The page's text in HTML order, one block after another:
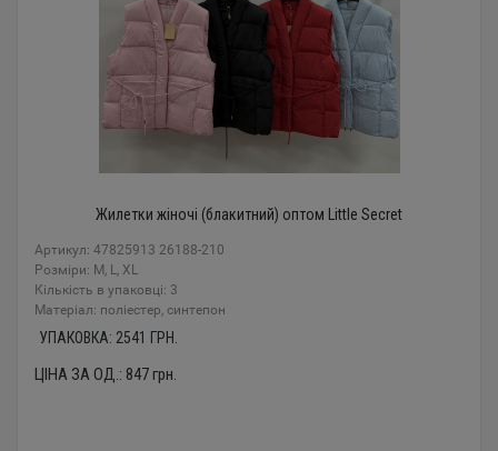
Жилетки жіночі (блакитний) оптом Little Secret
Артикул: 47825913 26188-210
Розміри: M, L, XL
Кількість в упаковці: 3
Mатеріал: поліестер, синтепон
УПАКОВКА: 2541 ГРН.
ЦІНА ЗА ОД.: 847грн.